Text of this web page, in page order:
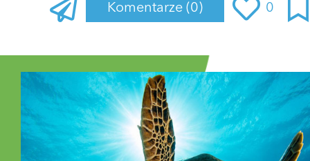
Komentarze (0) 0